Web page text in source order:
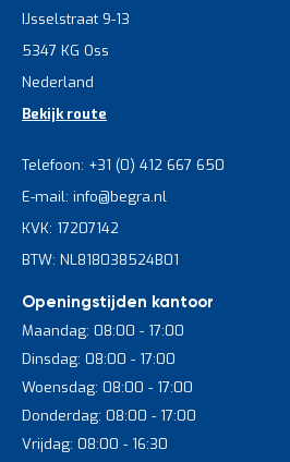
IJsselstraat 9-13
5347 KG Oss
Nederland
Bekijk route
Telefoon: +31 (0) 412 667 650
E-mail: info@begra.nl
KVK: 17207142
BTW: NL818038524B01
Openingstijden kantoor
Maandag: 08:00 - 17:00
Dinsdag: 08:00 - 17:00
Woensdag: 08:00 - 17:00
Donderdag: 08:00 - 17:00
Vrijdag: 08:00 - 16:30